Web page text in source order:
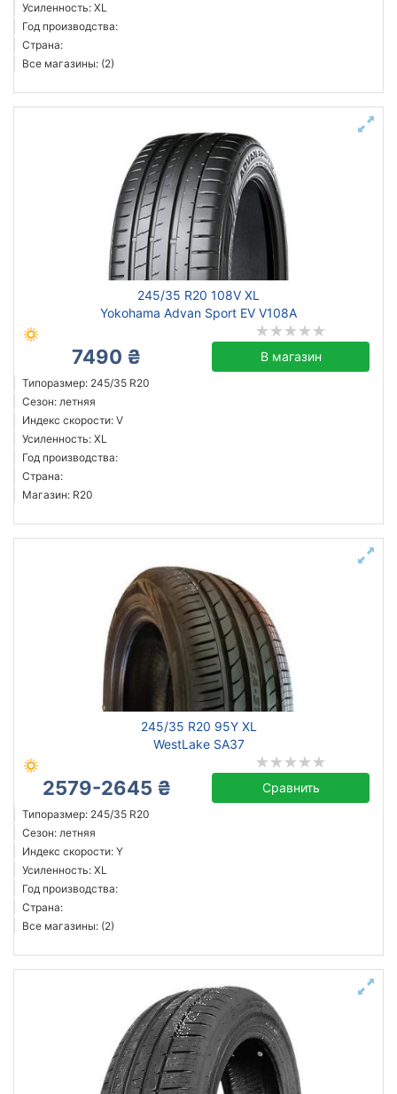
Усиленность: XL
Год производства:
Страна:
Все магазины: (2)
245/35 R20 108V XL
Yokohama Advan Sport EV V108A
7490 ₴ В магазин
Типоразмер: 245/35 R20
Сезон: летняя
Индекс скорости: V
Усиленность: XL
Год производства:
Страна:
Магазин: R20
245/35 R20 95Y XL
WestLake SA37
2579-2645 ₴ Сравнить
Типоразмер: 245/35 R20
Сезон: летняя
Индекс скорости: Y
Усиленность: XL
Год производства:
Страна:
Все магазины: (2)